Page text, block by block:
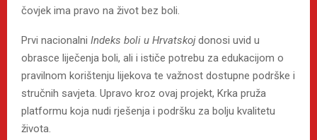
čovjek ima pravo na život bez boli.
Prvi nacionalni Indeks boli u Hrvatskojdonosi uvid u
obrasce liječenja boli, ali i ističe potrebu za edukacijom o
pravilnom korištenju lijekova te važnost dostupne podrške i
stručnih savjeta. Upravo kroz ovaj projekt, Krka pruža
platformu koja nudi rješenja i podršku za bolju kvalitetu
života.